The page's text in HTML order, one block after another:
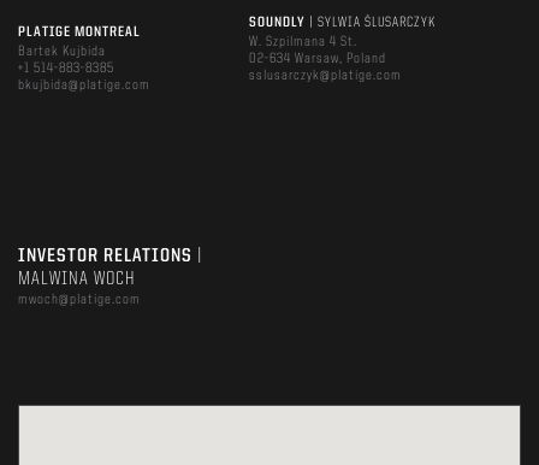
PLATIGE MONTREAL
Bartek Kujbida
+1 514-883-8385
bkujbida@platige.com
SOUNDLY
| SYLWIA ŚLUSARCZYK
W. Szpilmana 4 St.
02-634 Warsaw, Poland
sslusarczyk@platige.com
INVESTOR RELATIONS
MALWINA WOCH
mwoch@platige.com